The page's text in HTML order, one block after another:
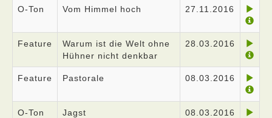
O-Ton Vom Himmel hoch 27.11.2016
Feature
Warum ist die Welt ohne
Hühner nicht denkbar
28.03.2016
Feature Pastorale 08.03.2016
O-Ton Jagst 08.03.2016